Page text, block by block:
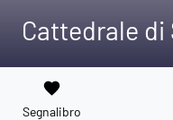
Cattedrale di
favorite
Segnalibro